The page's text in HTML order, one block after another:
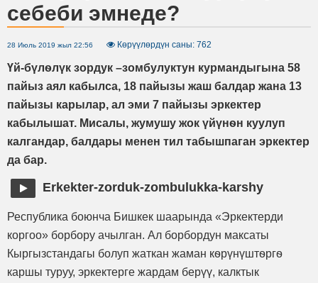
себеби эмнеде?
28 Июль 2019 жыл 22:56 Көрүүлөрдүн саны: 762
Үй-бүлѳлүк зордук –зомбулуктун курмандыгына 58
пайыз аял кабылса, 18 пайызы жаш балдар жана 13
пайызы карылар, ал эми 7 пайызы эркектер
кабылышат. Мисалы, жумушу жок үйүнѳн куулуп
калгандар, балдары менен тил табышпаган эркектер
да бар.
Erkekter-zorduk-zombulukka-karshy
Республика боюнча Бишкек шаарында «Эркектерди
коргоо» борбору ачылган. Ал борбордун максаты
Кыргызстандагы болуп жаткан жаман кѳрүнүштѳргѳ
каршы туруу, эркектерге жардам берүү, калктык